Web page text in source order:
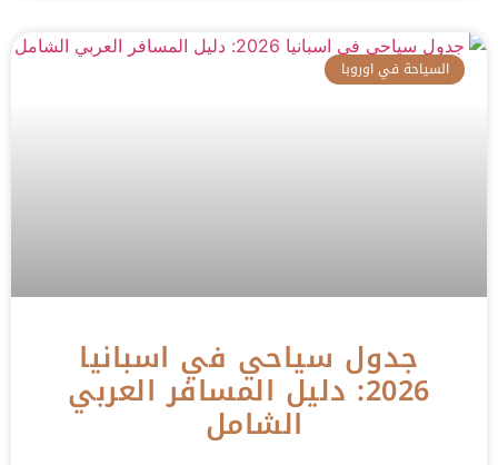
السياحة في اوروبا
جدول سياحي في اسبانيا
2026: دليل المسافر العربي
الشامل